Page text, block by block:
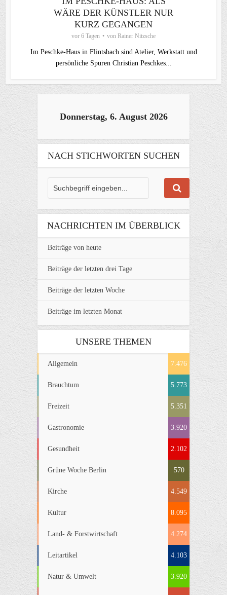
WÄRE DER KÜNSTLER NUR
KURZ GEGANGEN
vor 6 Tagen von Rainer Nitzsche
Im Peschke-Haus in Flintsbach sind Atelier, Werkstatt und
persönliche Spuren Christian Peschkes...
Donnerstag, 6. August 2026
NACH STICHWORTEN SUCHEN
NACHRICHTEN IM ÜBERBLICK
Beiträge von heute
Beiträge der letzten drei Tage
Beiträge der letzten Woche
Beiträge im letzten Monat
UNSERE THEMEN
Allgemein 7.476
Brauchtum 5.773
Freizeit 5.351
Gastronomie 3.920
Gesundheit 2.102
Grüne Woche Berlin 570
Kirche 4.549
Kultur 8.095
Land- & Forstwirtschaft 4.274
Leitartikel 4.103
Natur & Umwelt 3.920